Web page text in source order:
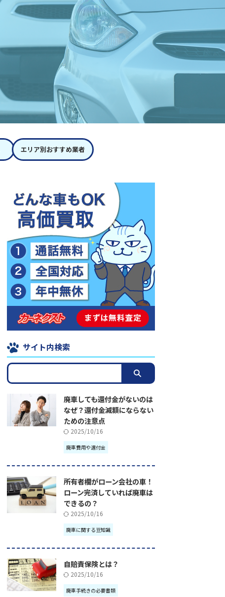
エリア別おすすめ業者
サイト内検索
廃車しても還付金がないのは
なぜ？還付金減額にならない
ための注意点
2025/10/16
廃車費用や還付金
所有者欄がローン会社の車！
ローン完済していれば廃車は
できるの？
2025/10/16
廃車に関する豆知識
自賠責保険とは？
2025/10/16
廃車手続きの必要書類